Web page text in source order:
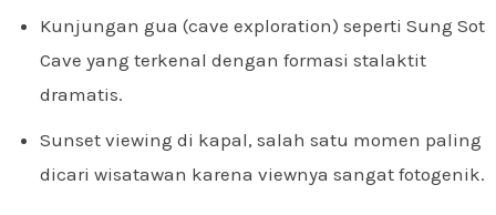
Kunjungan gua (cave exploration) seperti Sung Sot
Cave yang terkenal dengan formasi stalaktit
dramatis.
Sunset viewing di kapal, salah satu momen paling
dicari wisatawan karena viewnya sangat fotogenik.